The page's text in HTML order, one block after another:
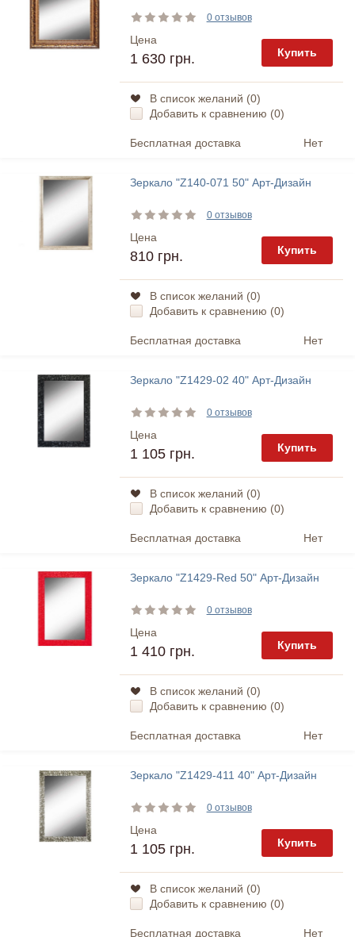
0 отзывов
Цена
1 630 грн. Купить
В список желаний (0)
Добавить к сравнению (0)
Бесплатная доставка Нет
Зеркало "Z140-071 50" Арт-Дизайн
0 отзывов
Цена
810 грн. Купить
В список желаний (0)
Добавить к сравнению (0)
Бесплатная доставка Нет
Зеркало "Z1429-02 40" Арт-Дизайн
0 отзывов
Цена
1 105 грн. Купить
В список желаний (0)
Добавить к сравнению (0)
Бесплатная доставка Нет
Зеркало "Z1429-Red 50" Арт-Дизайн
0 отзывов
Цена
1 410 грн. Купить
В список желаний (0)
Добавить к сравнению (0)
Бесплатная доставка Нет
Зеркало "Z1429-411 40" Арт-Дизайн
0 отзывов
Цена
1 105 грн. Купить
В список желаний (0)
Добавить к сравнению (0)
Бесплатная доставка Нет